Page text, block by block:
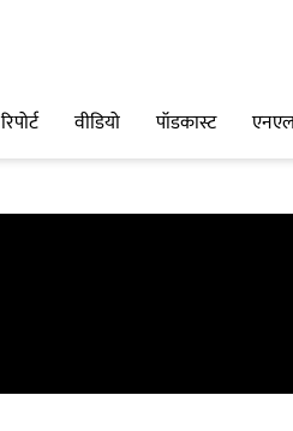
रिपोर्ट वीडियो पॉडकास्ट